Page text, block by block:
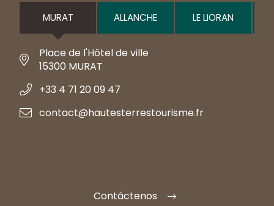
MURAT ALLANCHE LE LIORAN
Place de l'Hôtel de ville
15300 MURAT
+33 4 71 20 09 47
contact@hautesterrestourisme.fr
Contáctenos